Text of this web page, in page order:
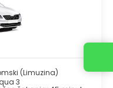
(Limuzina)
3
Kontaktirajte nas